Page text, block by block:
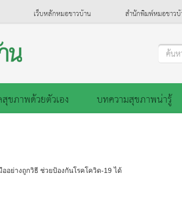
เว็บหลักหมอชาวบ้าน สำนักพิมพ์หมอชาว
ค้น
ขภาพด้วยตัวเอง บทความสุขภาพน่ารู้
อย่างถูกวิธี ช่วยป้องกันโรคโควิด-19 ได้